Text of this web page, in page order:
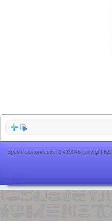
Время выполнения: 0,439048 секунд | БД: